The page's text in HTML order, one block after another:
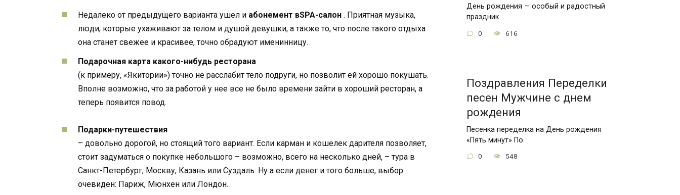
Недалеко от предыдущего варианта ушел и абонемент вSPA-салон . Приятная музыка,
люди, которые ухаживают за телом и душой девушки, а также то, что после такого отдыха
она станет свежее и красивее, точно обрадуют именинницу.
Подарочная карта какого-нибудь ресторана
(к примеру, «Якитории») точно не расслабит тело подруги, но позволит ей хорошо покушать.
Вполне возможно, что за работой у нее все не было времени зайти в хороший ресторан, а
теперь появится повод.
Подарки-путешествия
– довольно дорогой, но стоящий того вариант. Если карман и кошелек дарителя позволяет,
стоит задуматься о покупке небольшого – возможно, всего на несколько дней, – тура в
Санкт-Петербург, Москву, Казань или Суздаль. Ну а если денег и того больше, выбор
очевиден: Париж, Мюнхен или Лондон.
День рождения — особый и радостный
праздник
0 616
Поздравления Переделки
песен Мужчине с днем
рождения
Песенка переделка на День рождения
«Пять минут» По
0 548